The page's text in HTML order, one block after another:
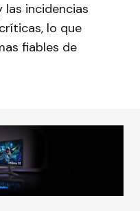
las incidencias
lo que
fiables de